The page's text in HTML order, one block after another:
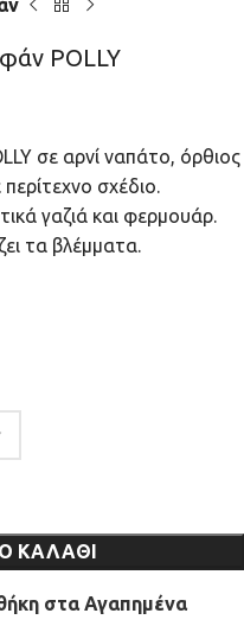
POLLY
σε αρνί ναπάτο, όρθιος
σχέδιο.
γαζιά και φερμουάρ.
τα βλέμματα.
ΚΑΛΆΘΙ
στα Αγαπημένα